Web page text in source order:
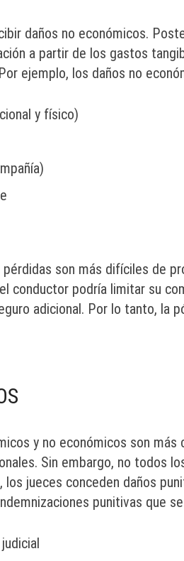
daños no económicos.
a partir de los gastos
ejemplo, los daños no
y físico)
son más difíciles de
conductor podría limitar su
adicional. Por lo tanto, la
y no económicos son
Sin embargo, no todos
los jueces conceden daños
punitivas que